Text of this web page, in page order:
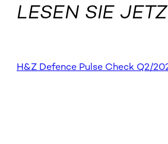
LESEN SIE
H&Z Defence Pulse Check Q2/